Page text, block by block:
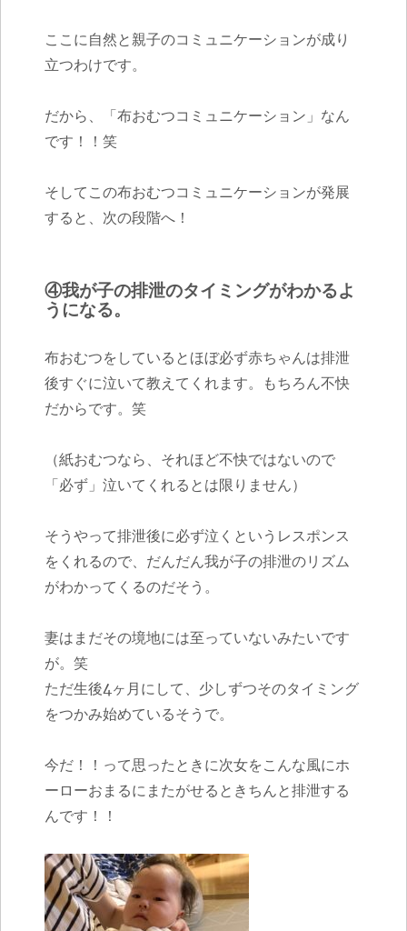
ここに自然と親子のコミュニケーションが成り
立つわけです。
だから、「布おむつコミュニケーション」なん
です！！笑
そしてこの布おむつコミュニケーションが発展
すると、次の段階へ！
④我が子の排泄のタイミングがわかるよ
うになる。
布おむつをしているとほぼ必ず赤ちゃんは排泄
後すぐに泣いて教えてくれます。もちろん不快
だからです。笑
（紙おむつなら、それほど不快ではないので
「必ず」泣いてくれるとは限りません）
そうやって排泄後に必ず泣くというレスポンス
をくれるので、だんだん我が子の排泄のリズム
がわかってくるのだそう。
妻はまだその境地には至っていないみたいです
が。笑
ただ生後4ヶ月にして、少しずつそのタイミング
をつかみ始めているそうで。
今だ！！って思ったときに次女をこんな風にホ
ーローおまるにまたがせるときちんと排泄する
んです！！